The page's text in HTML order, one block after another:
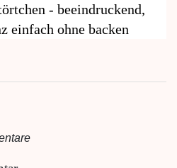
- beeindruckend,
einfach ohne backen